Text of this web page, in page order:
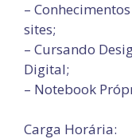
–
sites;
– Cursando
Digital;
– Notebook
Carga Horária: